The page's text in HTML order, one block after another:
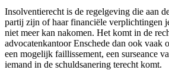
Insolventierecht is de regelgeving die aan
partij zijn of haar financiële verplichtingen
niet meer kan nakomen. Het komt in de
advocatenkantoor Enschede dan ook vaak
een mogelijk faillissement, een surseance
iemand in de schuldsanering terecht komt.